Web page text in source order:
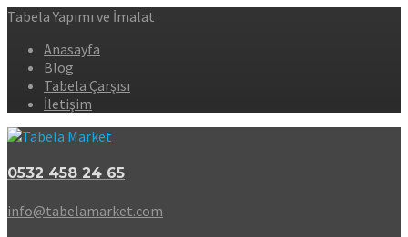
Tabela Yapımı ve İmalat
Anasayfa
Blog
Tabela Çarşısı
İletişim
0532 458 24 65
info@tabelamarket.com